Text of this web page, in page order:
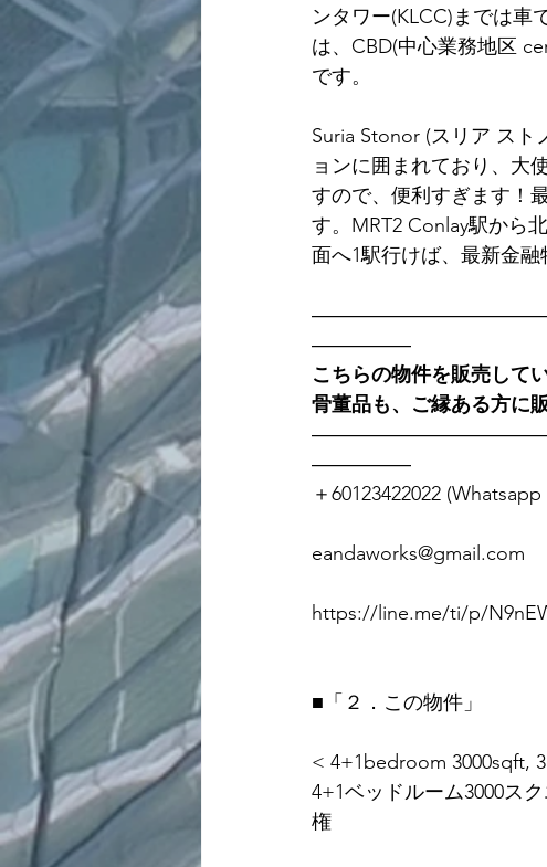
ンタワー(KLCC)までは車
は、CBD(中心業務地区
です。
Suria Stonor (スリア スト
ョンに囲まれており、大
すので、便利すぎます！
す。MRT2 Conlay駅から
面へ1駅行けば、最新金融
―――――
こちらの物件を販売して
骨董品も、ご縁ある方に
―――――
＋60123422022
eandaworks@gmail.com
https://line.me/ti/p/
■「２．この物件」
< 4+1bedroom 3000sqft,
4+1ベッドルーム3000ス
権